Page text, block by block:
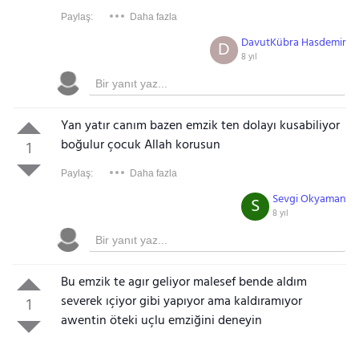
Paylaş: Daha fazla
DavutKübra Hasdemir
8 yıl
D
1
Yan yatır canım bazen emzik ten dolayı kusabiliyor
boğulur çocuk Allah korusun
Paylaş: Daha fazla
Sevgi Okyaman
8 yıl
S
1
Bu emzik te agır geliyor malesef bende aldım
severek ıçiyor gibi yapıyor ama kaldıramıyor
awentin öteki uçlu emziğini deneyin